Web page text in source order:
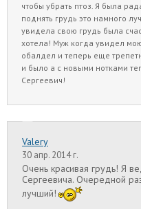
чтобы убрать птоз. Я была
поднять грудь это намного
увидела свою грудь была
хотела! Муж когда увидел
обалдел и теперь еще
и было а с новыми нотками
Сергеевич!
Valery
30 апр. 2014 г.
Очень красивая грудь! Я
Сергеевича. Очередной
лучший!